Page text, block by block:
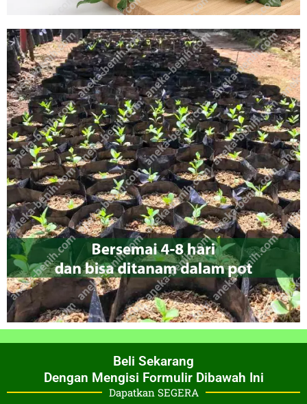
Beli Sekarang
Dengan Mengisi Formulir Dibawah Ini
Dapatkan SEGERA